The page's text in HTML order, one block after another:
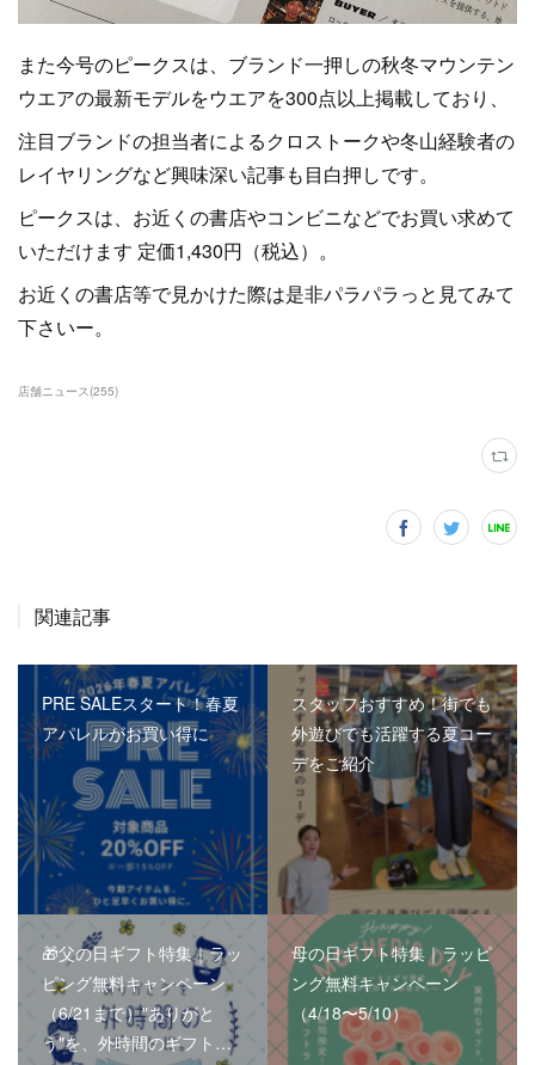
また今号のピークスは、ブランド一押しの秋冬マウンテン
ウエアの最新モデルをウエアを300点以上掲載しており、
注目ブランドの担当者によるクロストークや冬山経験者の
レイヤリングなど興味深い記事も目白押しです。
ピークスは、お近くの書店やコンビニなどでお買い求めて
いただけます 定価1,430円（税込）。
お近くの書店等で見かけた際は是非パラパラっと見てみて
下さいー。
店舗ニュース(255)
関連記事
PRE SALEスタート！春夏
アパレルがお買い得に
スタッフおすすめ！街でも
外遊びでも活躍する夏コー
デをご紹介
🎁父の日ギフト特集｜ラッ
ピング無料キャンペーン
（6/21まで）"ありがと
う"を、外時間のギフト…
母の日ギフト特集｜ラッピ
ング無料キャンペーン
（4/18〜5/10）